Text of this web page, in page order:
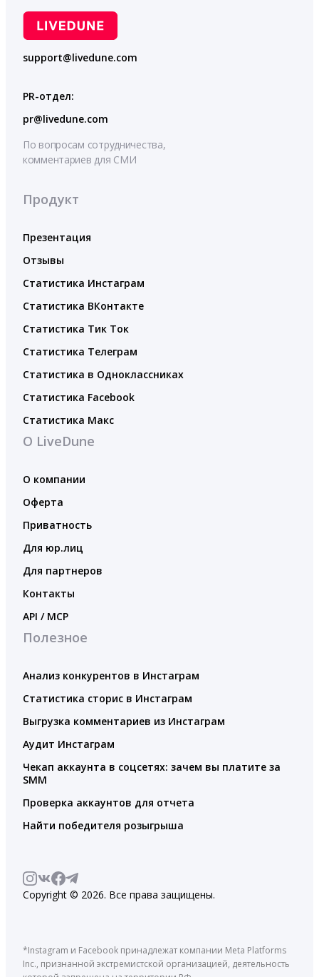
support@livedune.com
PR-отдел:
pr@livedune.com
По вопросам сотрудничества,
комментариев для СМИ
Продукт
Презентация
Отзывы
Статистика Инстаграм
Статистика ВКонтакте
Статистика Тик Ток
Статистика Телеграм
Статистика в Одноклассниках
Статистика Facebook
Статистика Макс
О LiveDune
О компании
Оферта
Приватность
Для юр.лиц
Для партнеров
Контакты
API / MCP
Полезное
Анализ конкурентов в Инстаграм
Статистика сторис в Инстаграм
Выгрузка комментариев из Инстаграм
Аудит Инстаграм
Чекап аккаунта в соцсетях: зачем вы платите за
SMM
Проверка аккаунтов для отчета
Найти победителя розыгрыша
Copyright © 2026. Все права защищены.
*Instagram и Facebook принадлежат компании Meta Platforms
Inc., признанной экстремистской организацией, деятельность